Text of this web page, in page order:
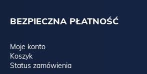
BEZPIECZNA PŁATNOŚĆ
Moje konto
Koszyk
Status zamówienia